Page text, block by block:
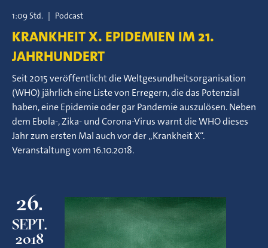
1:09 Std. | Podcast
KRANKHEIT X. EPIDEMIEN IM 21.
JAHRHUNDERT
Seit 2015 veröffentlicht die Weltgesundheitsorganisation
(WHO) jährlich eine Liste von Erregern, die das Potenzial
haben, eine Epidemie oder gar Pandemie auszulösen. Neben
dem Ebola-, Zika- und Corona-Virus warnt die WHO dieses
Jahr zum ersten Mal auch vor der „Krankheit X“.
Veranstaltung vom 16.10.2018.
26.
SEPT.
2018